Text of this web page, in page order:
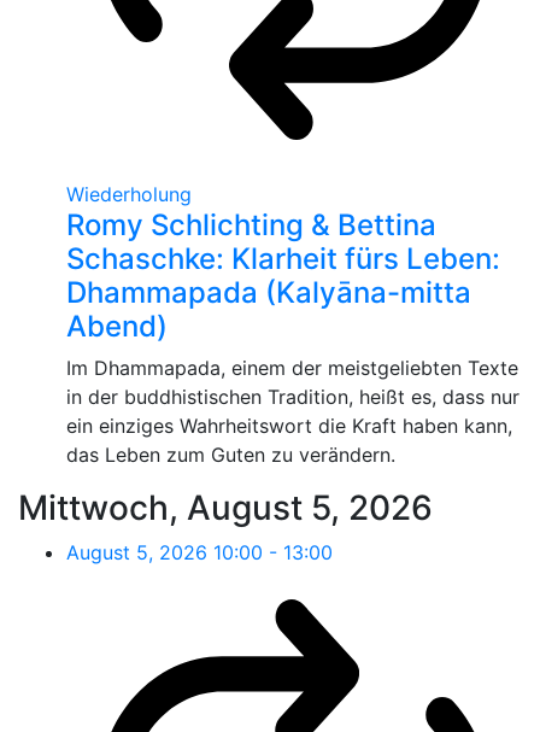
Wiederholung
Romy Schlichting & Bettina
Schaschke: Klarheit fürs Leben:
Dhammapada (Kalyāna-mitta
Abend)
Im Dhammapada, einem der meistgeliebten Texte
in der buddhistischen Tradition, heißt es, dass nur
ein einziges Wahrheitswort die Kraft haben kann,
das Leben zum Guten zu verändern.
Mittwoch, August 5, 2026
August 5, 2026 10:00 - 13:00